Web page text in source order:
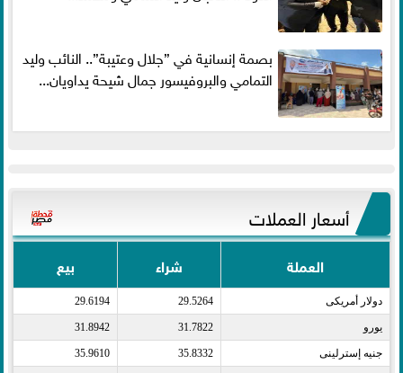
بصمة إنسانية في ”جلال وعتيبة”.. النائب وليد
التمامي والبروفيسور جمال شيحة يداويان...
أسعار العملات
العملة شراء بيع
دولار أمريكى​ 29.5264
29.6194
يورو​ 31.7822
31.8942
جنيه إسترلينى​ 35.8332
35.9610